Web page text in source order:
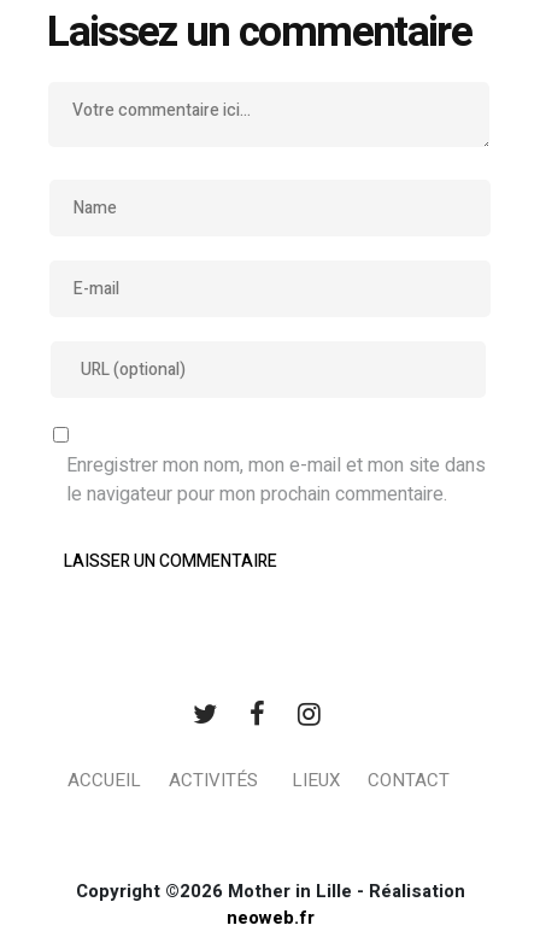
Laissez un commentaire
Enregistrer mon nom, mon e-mail et mon site dans
le navigateur pour mon prochain commentaire.
ACCUEIL ACTIVITÉS LIEUX CONTACT
Copyright ©2026 Mother in Lille - Réalisation
neoweb.fr